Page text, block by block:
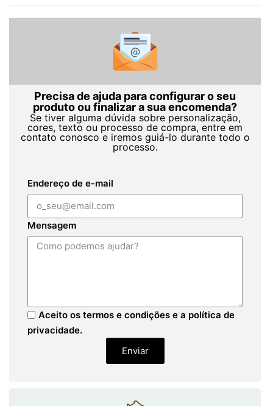
Precisa de ajuda para configurar o seu
produto ou finalizar a sua encomenda?
Se tiver alguma dúvida sobre personalização,
cores, texto ou processo de compra, entre em
contato conosco e iremos guiá-lo durante todo o
processo.
Endereço de e-mail
Mensagem
Aceito os termos e condições e a política de
privacidade.
Enviar